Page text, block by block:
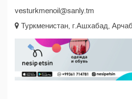
vesturkmenoil@sanly.tm
Туркменистан, г.Ашхабад,